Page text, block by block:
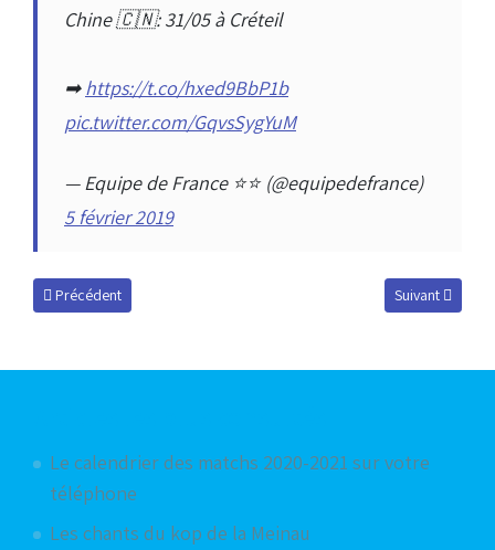
Chine 🇨🇳: 31/05 à Créteil
➡https://t.co/hxed9BbP1b
pic.twitter.com/GqvsSygYuM
— Equipe de France ⭐⭐ (@equipedefrance)
5 février 2019
Article précédent : Strasbourg, future terre de football féminin
Précédent Article suivant :
Suivant
Le calendrier des matchs 2020-2021 sur votre
téléphone
Les chants du kop de la Meinau